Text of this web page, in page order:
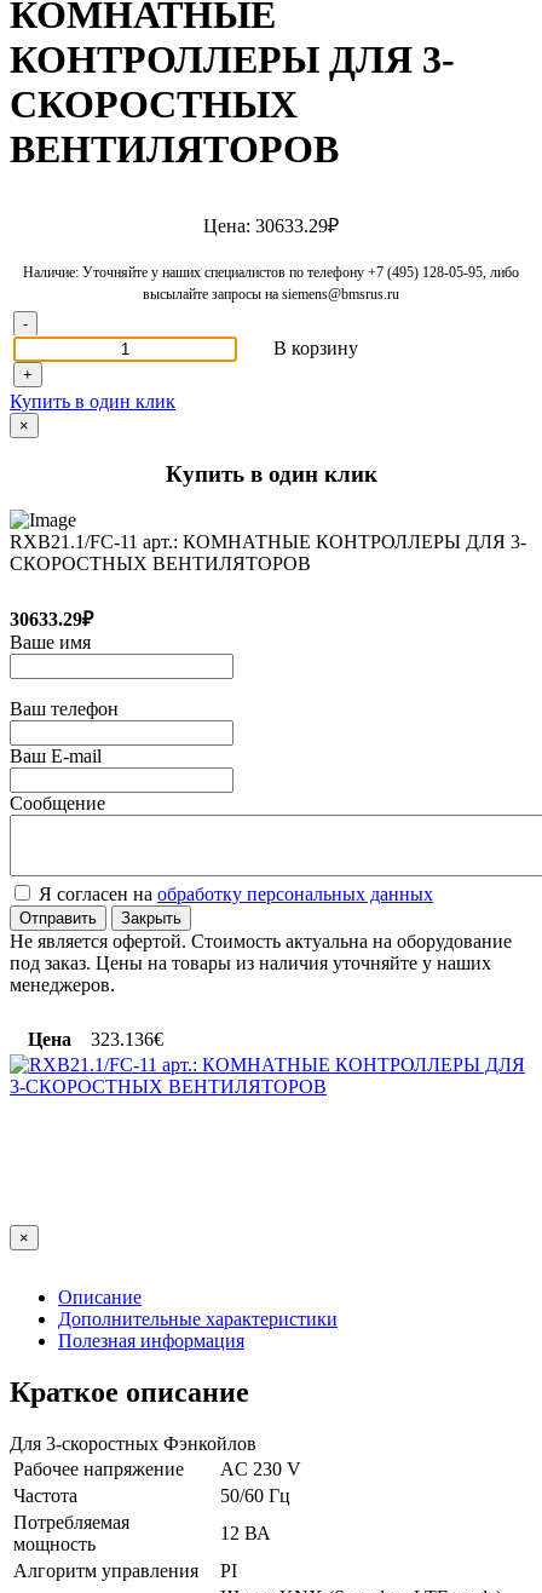
КОМНАТНЫЕ
КОНТРОЛЛЕРЫ ДЛЯ 3-
СКОРОСТНЫХ
ВЕНТИЛЯТОРОВ
Цена: 30633.29₽
Наличие: Уточняйте у наших специалистов по телефону +7 (495) 128-05-95, либо
высылайте запросы на siemens@bmsrus.ru
-
+
В корзину
Купить в один клик
×
Купить в один клик
RXB21.1/FC-11 арт.: КОМНАТНЫЕ КОНТРОЛЛЕРЫ ДЛЯ 3-
СКОРОСТНЫХ ВЕНТИЛЯТОРОВ
30633.29₽
Ваше имя
Ваш телефон
Ваш E-mail
Сообщение
Я согласен на обработку персональных данных
Отправить Закрыть
Не является офертой. Стоимость актуальна на оборудование
под заказ. Цены на товары из наличия уточняйте у наших
менеджеров.
Цена 323.136€
×
Описание
Дополнительные характеристики
Полезная информация
Краткое описание
Для 3-скоростных Фэнкойлов
Рабочее напряжение
AC 230 V
Частота
50/60 Гц
Потребляемая
мощность
12 ВА
Алгоритм управления
PI